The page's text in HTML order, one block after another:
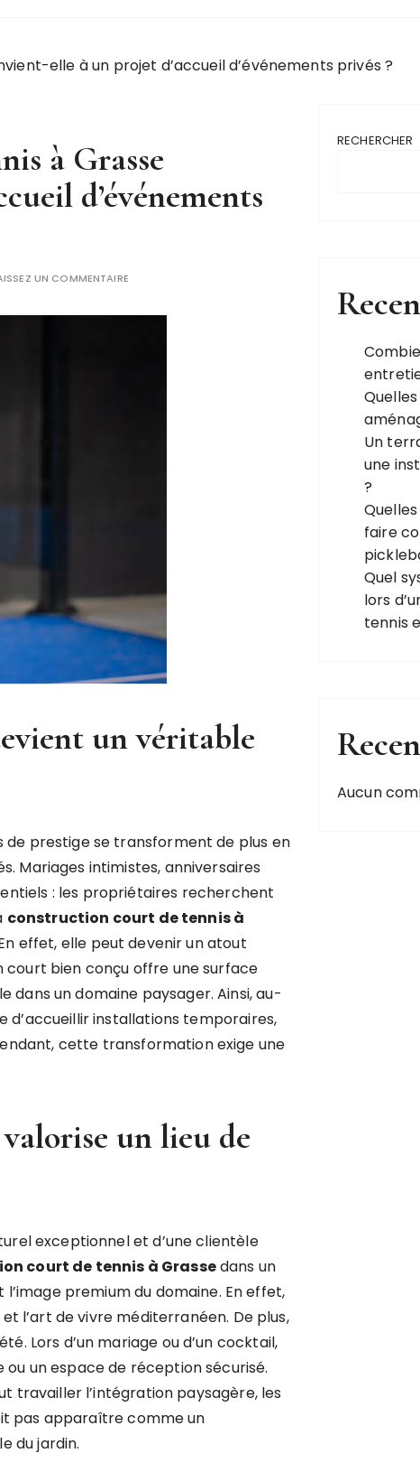
elle à un projet d’accueil d’événements privés ?
à Grasse
d’événements
UN COMMENTAIRE
un véritable
de prestige se transforment de plus en
Mariages intimistes, anniversaires
: les propriétaires recherchent
construction court de tennis à
effet, elle peut devenir un atout
court bien conçu offre une surface
un domaine paysager. Ainsi, au-
d’accueillir installations temporaires,
cette transformation exige une
un lieu de
exceptionnel et d’une clientèle
court de tennis à Grassedans un
premium du domaine. En effet,
l’art de vivre méditerranéen. De plus,
Lors d’un mariage ou d’un cocktail,
un espace de réception sécurisé.
travailler l’intégration paysagère, les
pas apparaître comme un
du jardin.
RECHERCHER
Un
une
?
faire
Quel
lors
tennis
Aucun